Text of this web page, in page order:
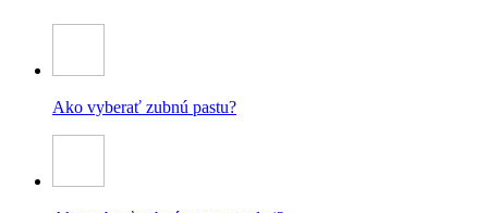
Ako vyberať zubnú pastu?